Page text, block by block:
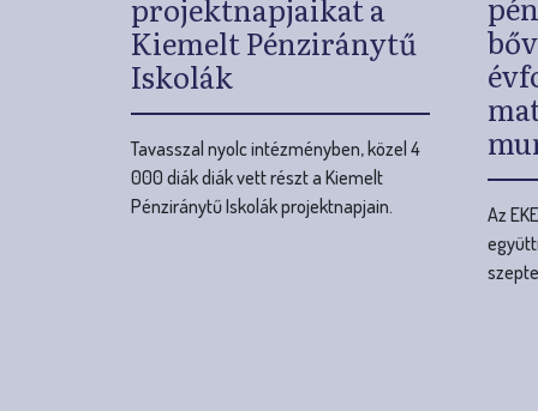
Pénziránytű Iskolák projektnapjain.
Az
O
l